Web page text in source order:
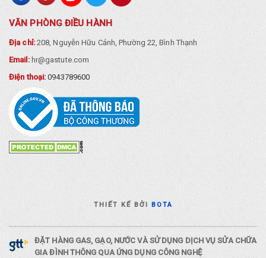
VĂN PHÒNG ĐIỀU HÀNH
Địa chỉ:208, Nguyễn Hữu Cảnh, Phường 22, Bình Thạnh
Email: hr@gastute.com
Điện thoại:0943789600
THIẾT KẾ BỞIBOTA
ĐẶT HÀNG GAS, GẠO, NƯỚC VÀ SỬ DỤNG DỊCH VỤ SỬA CHỮA
GIA ĐÌNH THÔNG QUA ỨNG DỤNG CÔNG NGHỆ